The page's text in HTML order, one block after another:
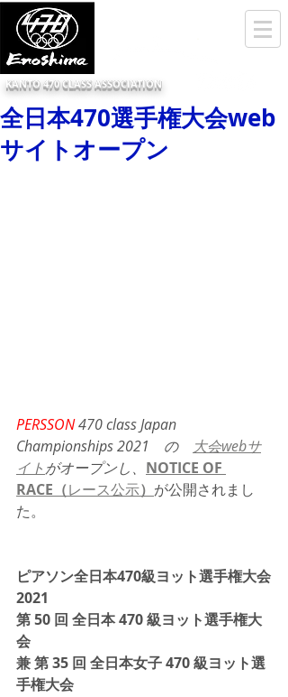
KANTO 470 CLASS ASSOCIATION
全日本470選手権大会web
サイトオープン
PERSSON 470 class Japan
Championships 2021　の
大会webサ
イトがオープンし、 NOTICE OF
RACE（レース公示） が公開されまし
た。
ピアソン全日本470級ヨット選手権大会
2021
第 50 回 全日本 470 級ヨット選手権大
会
兼 第 35 回 全日本女子 470 級ヨット選
手権大会